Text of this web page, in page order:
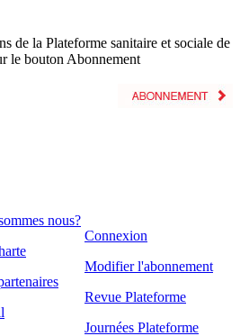
de la Plateforme sanitaire et sociale de
le bouton Abonnement
nous?
Connexion
Modifier l'abonnement
Revue Plateforme
Journées Plateforme